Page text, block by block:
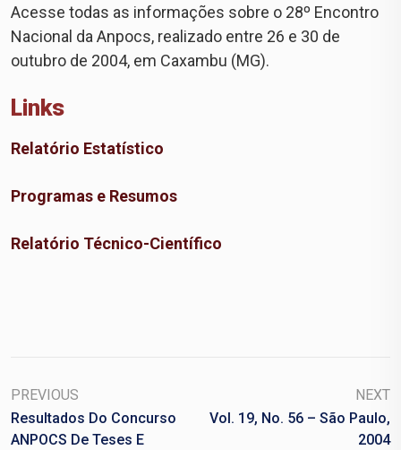
Acesse todas as informações sobre o 28º Encontro
Nacional da Anpocs, realizado entre 26 e 30 de
outubro de 2004, em Caxambu (MG).
Links
Relatório Estatístico
Programas e Resumos
Relatório Técnico-Científico
PREVIOUS
Resultados Do Concurso
ANPOCS De Teses E
NEXT
Vol. 19, No. 56 – São Paulo,
2004